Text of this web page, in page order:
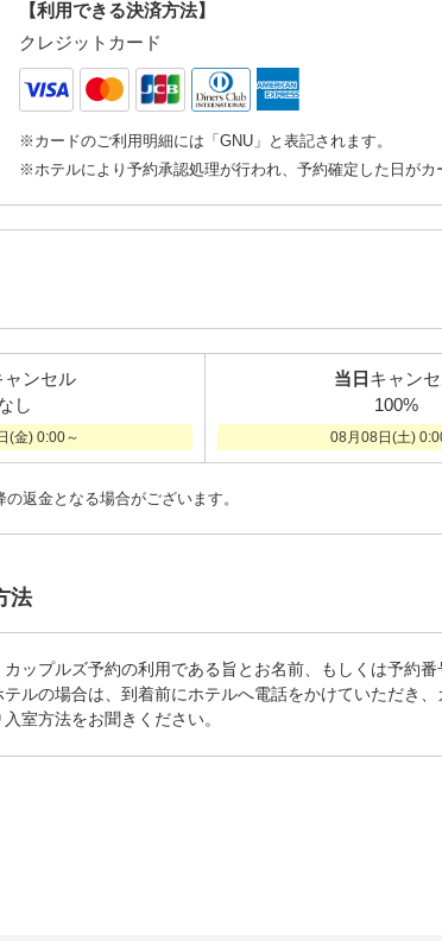
【利用できる決済方法】
クレジットカード
※カードのご利用明細には「GNU」と表記されます。
※ホテルにより予約承認処理が行われ、予約確定した日がカ
ャンセル
し
(金) 0:00～
当日 キャン
100%
08月08日(土)
返金となる場合がございます。
法
ップルズ予約の利用である旨とお名前、もしくは予約番
ルの場合は、到着前にホテルへ電話をかけていただき
室方法をお聞きください。